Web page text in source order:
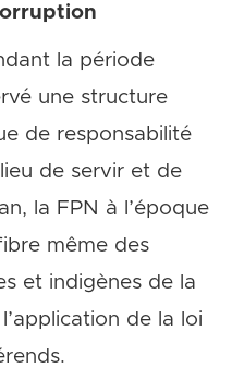
la période
une structure
de responsabilité
de servir et de
la FPN à l’époque
même des
et indigènes de la
de la loi